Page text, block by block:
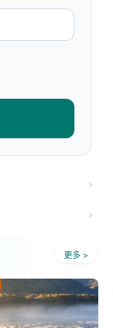
更多 >